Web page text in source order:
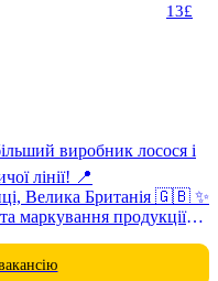
13£
виробник лосося і
лінії! 📍
Велика Британія 🇬🇧 ✨
маркування продукції